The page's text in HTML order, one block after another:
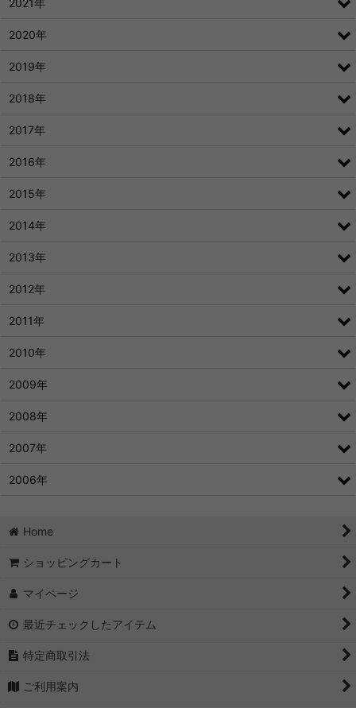
2020年
2019年
2018年
2017年
2016年
2015年
2014年
2013年
2012年
2011年
2010年
2009年
2008年
2007年
2006年
Home
ショッピングカート
マイページ
最近チェックしたアイテム
特定商取引法
ご利用案内